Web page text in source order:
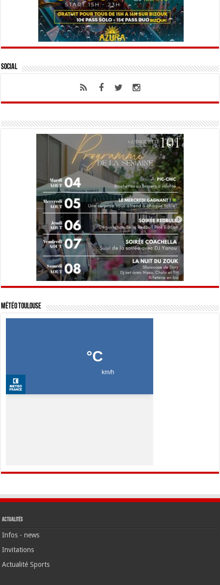
Social
Météo Toulouse
Actualités
Infos - news
Invitations
Actualité Sports